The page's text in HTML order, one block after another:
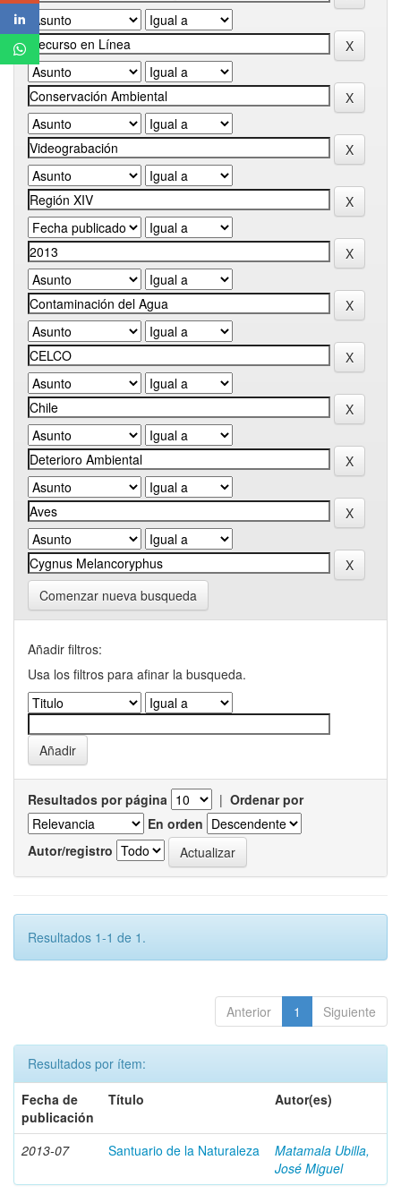
Comenzar nueva busqueda
Añadir filtros:
Usa los filtros para afinar la busqueda.
Resultados por página | Ordenar por
En orden
Autor/registro
Resultados 1-1 de 1.
Anterior 1 Siguiente
Resultados por ítem:
Fecha de
publicación
Título Autor(es)
2013-07 Santuario de la Naturaleza
Matamala Ubilla,
José Miguel